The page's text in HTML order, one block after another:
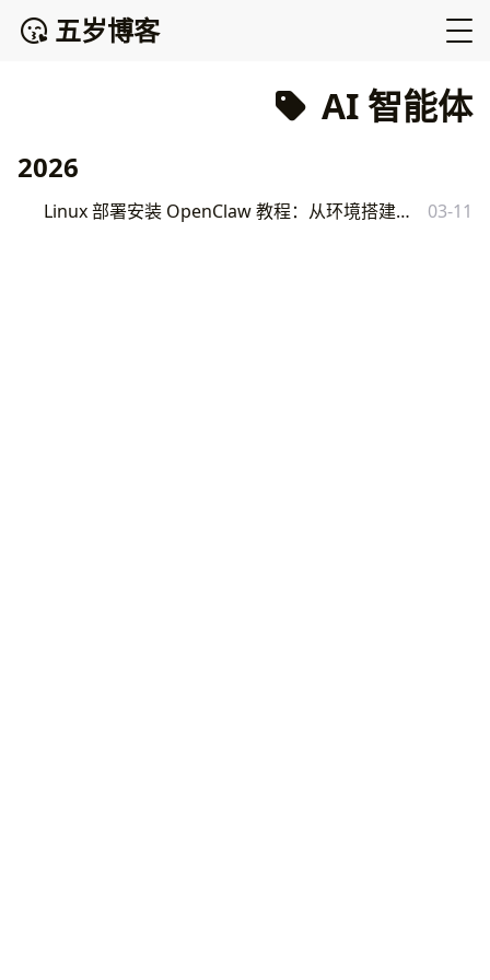
五岁博客
AI 智能体
2026
Linux 部署安装 OpenClaw 教程：从环境搭建到生产运行的完整指南 03-11